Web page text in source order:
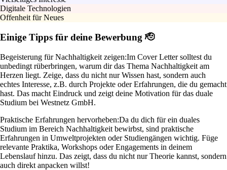
Digitale Technologien
Offenheit für Neues
Einige Tipps für deine Bewerbung 🫡
Begeisterung für Nachhaltigkeit zeigen:Im Cover Letter solltest du
unbedingt rüberbringen, warum dir das Thema Nachhaltigkeit am
Herzen liegt. Zeige, dass du nicht nur Wissen hast, sondern auch
echtes Interesse, z.B. durch Projekte oder Erfahrungen, die du gemacht
hast. Das macht Eindruck und zeigt deine Motivation für das duale
Studium bei Westnetz GmbH.
Praktische Erfahrungen hervorheben:Da du dich für ein duales
Studium im Bereich Nachhaltigkeit bewirbst, sind praktische
Erfahrungen in Umweltprojekten oder Studiengängen wichtig. Füge
relevante Praktika, Workshops oder Engagements in deinem
Lebenslauf hinzu. Das zeigt, dass du nicht nur Theorie kannst, sondern
auch direkt anpacken willst!